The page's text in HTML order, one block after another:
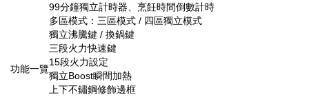
功能一覽
99分鐘獨立計時器、烹飪時間倒數計時
多區模式：三區模式 / 四區獨立模式
獨立沸騰鍵 / 換鍋鍵
三段火力快速鍵
15段火力設定
獨立Boost瞬間加熱
上下不鏽鋼修飾邊框